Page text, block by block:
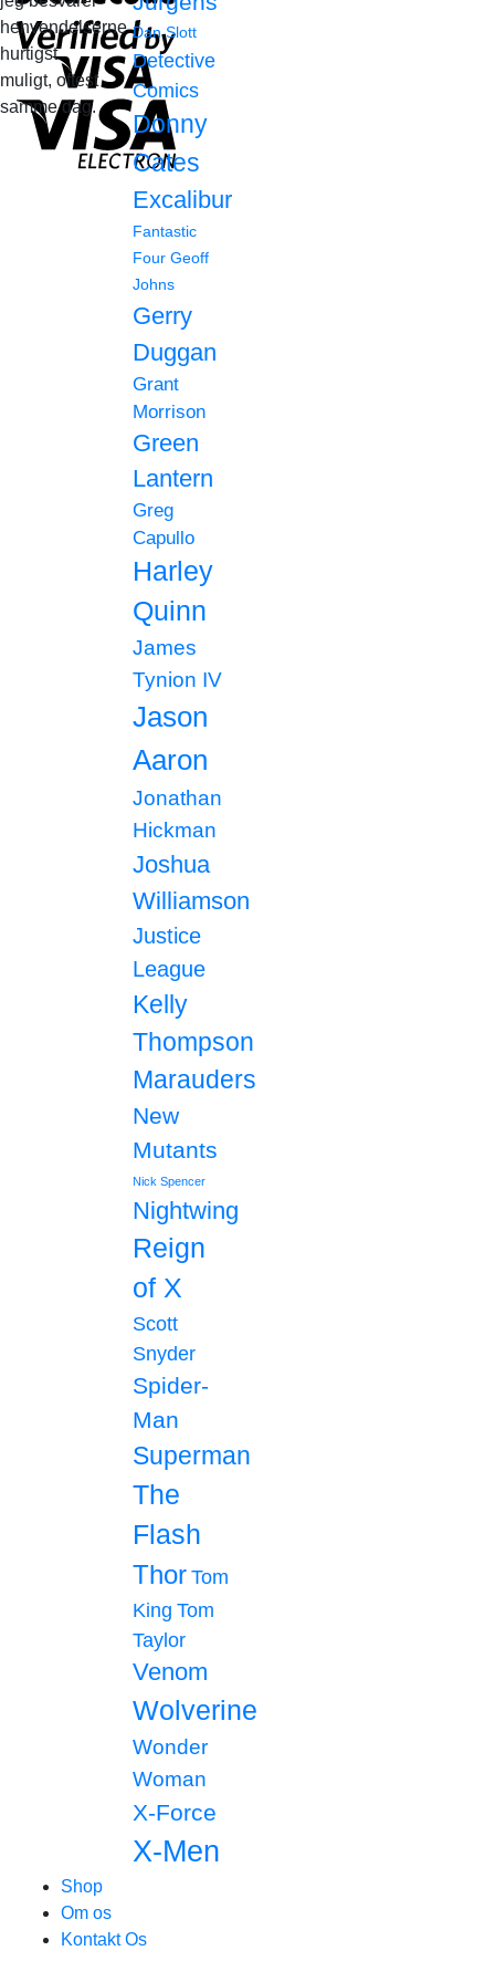
henvendelserne
hurtigst
muligt, oftest
samme dag.
Dan Slott
Detective
Comics
Donny
Cates
Excalibur
Fantastic
Four Geoff
Johns
Gerry
Duggan
Grant
Morrison
Green
Lantern
Greg
Capullo
Harley
Quinn
James
Tynion IV
Jason
Aaron
Jonathan
Hickman
Joshua
Williamson
Justice
League
Kelly
Thompson
Marauders
New
Mutants
Nick Spencer
Nightwing
Reign
of X
Scott
Snyder
Spider-
Man
Superman
The
Flash
Thor Tom
King Tom
Taylor
Venom
Wolverine
Wonder
Woman
X-Force
X-Men
Shop
Om os
Kontakt Os